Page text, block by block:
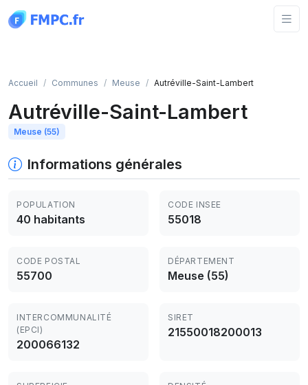
Accueil Communes Meuse Autréville-Saint-Lambert
Autréville-Saint-Lambert
Meuse (55)
Informations générales
POPULATION
40 habitants
CODE INSEE
55018
CODE POSTAL
55700
DÉPARTEMENT
Meuse (55)
INTERCOMMUNALITÉ
(EPCI)
200066132
SIRET
21550018200013
Panneau de gestion des cookies